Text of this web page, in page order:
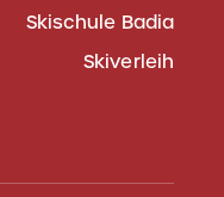
Skischule Badia
Skiverleih